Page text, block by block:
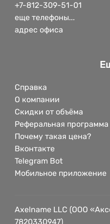
+7-812-309-51-01
еще телефоны...
адрес офиса
Справка
О компании
Скидки от объёма
Реферальная программа
Почему такая цена?
Вконтакте
Telegram Bot
Мобильное приложение
Axelname LLC (ООО
7820330947)